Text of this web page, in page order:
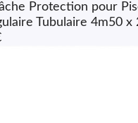
Protection pour
Tubulaire 4m50 x